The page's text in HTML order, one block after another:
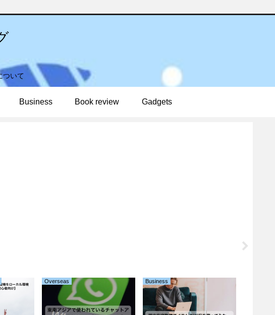
について
Business Book review Gadgets
Overseas Business